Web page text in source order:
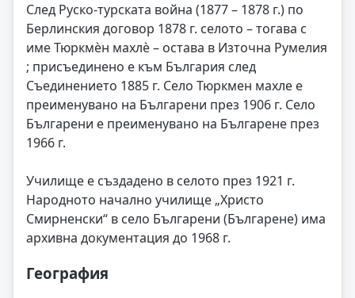
След Руско-турската война (1877 – 1878 г.) по
Берлинския договор 1878 г. селото – тогава с
име Тюркмèн махлè – остава в Източна Румелия
; присъединено е към България след
Съединението 1885 г. Село Тюркмен махле е
преименувано на Българени през 1906 г. Село
Българени е преименувано на Българене през
1966 г.
Училище е създадено в селото през 1921 г.
Народното начално училище „Христо
Смирненски“ в село Българени (Българене) има
архивна документация до 1968 г.
География